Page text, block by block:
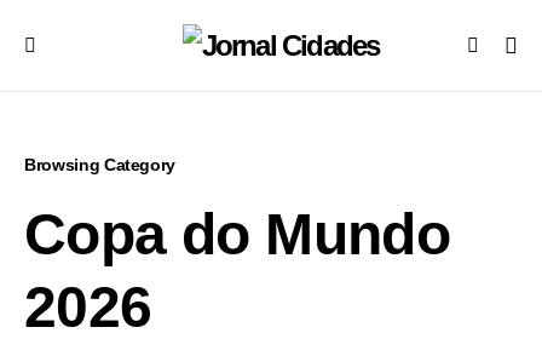
Browsing Category
Copa do Mundo
2026